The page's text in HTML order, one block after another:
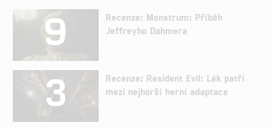
9
Recenze: Monstrum: Příběh
Jeffreyho Dahmera
3
Recenze: Resident Evil: Lék patří
mezi nejhorší herní adaptace